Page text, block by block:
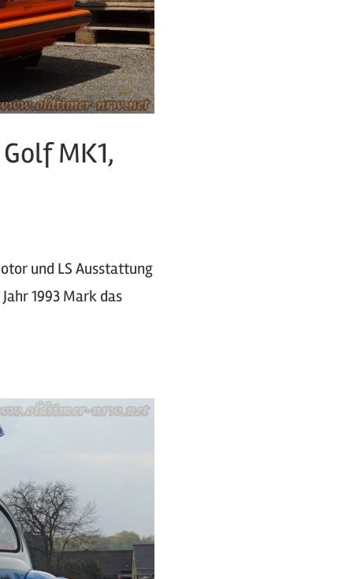
MK1,
und LS Ausstattung
1993 Mark das